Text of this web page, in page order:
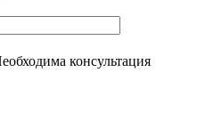
консультация